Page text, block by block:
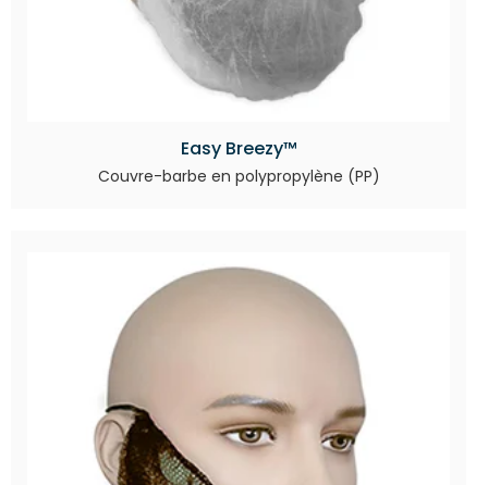
Easy Breezy™
Couvre-barbe en polypropylène (PP)